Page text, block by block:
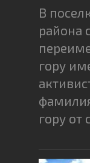
В
района
гору
гору от